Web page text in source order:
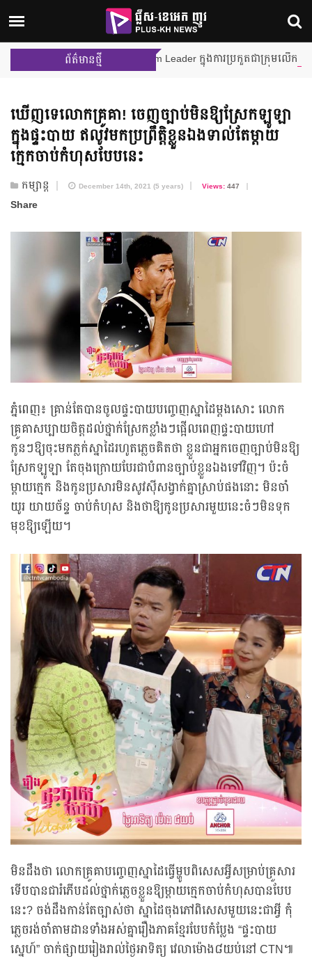
ព័ត៌មានថ្មី
ឫទ័យ នឹងក្លាយជា Team Leader ក្នុងការប្រកួតជាក្រុមលើកដំបូង ក្នុងកម្មវិ
ឃើញទេ​លោកគ្រូគា! ចេញច្បាប់​មិន​ឱ្យស្រែក​ឡូឡា​
ក្នុងផ្ទះបាយ ឥលូវ​មក​ប្រព្រឹត្តិខ្លួនឯង​ទាល់តែ​ម្តាយ​
ក្មេក​ចាប់កំហុស​បែបនេះ
កម្សាន្ត December 14th, 2021 (5 years) Views:447
Share
ភ្នំពេញ៖ គ្រាន់តែបានចូលផ្ទះបាយបញ្ចេញស្នាដៃម្តងសោះ លោក
គ្រូគាសប្បាយចិត្តដល់ថ្នាក់ស្រែកខ្លាំងៗផ្អើលពេញផ្ទះបាយហៅ
កូនៗឱ្យចុះមកភ្លក់ស្នាដៃរហូតភ្លេចគិតថា ខ្លួនជាអ្នកចេញច្បាប់មិនឱ្យ
ស្រែកឡូឡា តែចុងក្រោយបែរជាបំពានច្បាប់ខ្លួនឯងទៅវិញ។ ប៉ះចំ
ម្តាយក្មេក និងកូនប្រសារមិនសូវស៊ីសង្វាក់គ្នាស្រាប់ផងនោះ មិនចាំ
យូរ យាយច័ន្ទ ចាប់កំហុស និងថាឱ្យកូនប្រសារមួយនេះចំៗមិនទុក
មុខឱ្យឡើយ។
មិនដឹងថា លោកគ្រូគាបញ្ចេញស្នាដៃធ្វើម្ហូបពិសេសអ្វីសម្រាប់គ្រួសារ
ទើបបានជារំភើបដល់ថ្នាក់ភ្លេចខ្លួនឱ្យម្តាយក្មេកចាប់កំហុសបានបែប
នេះ? ចង់ដឹងកាន់តែច្បាស់ថា ស្នាដៃចុងភៅពិសេសមួយនេះជាអ្វី កុំ
ភ្លេចរង់ចាំតាមដានទាំងអស់គ្នារឿងភាគខ្មែរបែបកំប្លែង “ផ្ទះបាយ
ស្នេហ៍” ចាក់ផ្សាយរៀងរាល់ថ្ងៃអាទិត្យ វេលាម៉ោង៨យប់នៅ CTN៕